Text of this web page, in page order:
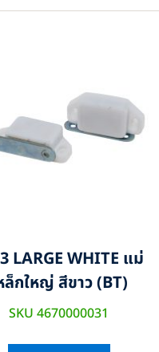
LARGE WHITE แม่
ล็กใหญ่ สีขาว (BT)
SKU 4670000031